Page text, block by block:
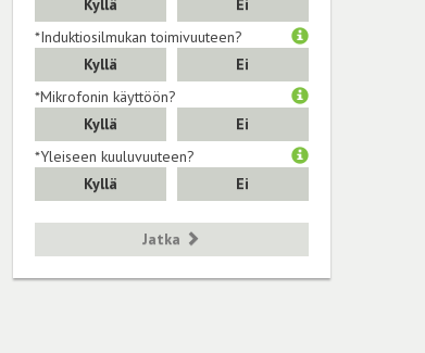
*Induktiosilmukan toimivuuteen?
Kyllä
Ei
*Mikrofonin käyttöön?
Kyllä
Ei
*Yleiseen kuuluvuuteen?
Kyllä
Ei
Jatka